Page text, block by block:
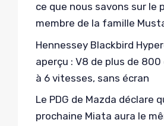
ce que nous savons sur le
membre de la famille
Hennessey Blackbird
aperçu : V8 de plus de 800
à 6 vitesses, sans écran
Le PDG de Mazda déclare
prochaine Miata aura le